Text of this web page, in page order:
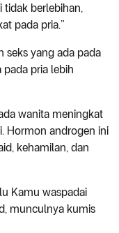
tidak berlebihan,
pada pria.”
seks yang ada pada
pada pria lebih
wanita meningkat
Hormon androgen ini
kehamilan, dan
Kamu waspadai
munculnya kumis